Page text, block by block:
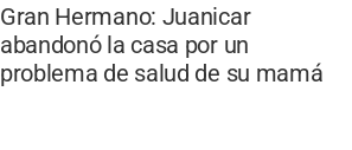
Gran Hermano: Juanicar
abandonó la casa por un
problema de salud de su mamá